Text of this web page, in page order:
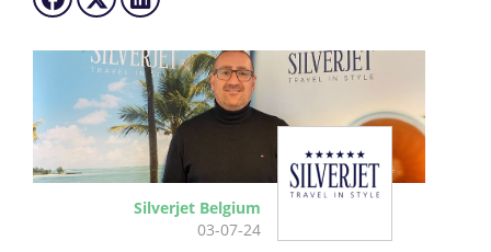
Silverjet Belgium
03-07-24